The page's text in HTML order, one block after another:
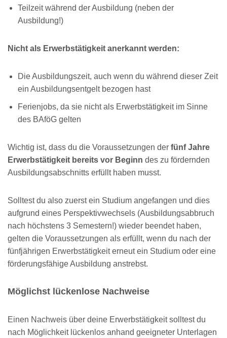
Teilzeit während der Ausbildung (neben der
Ausbildung!)
Nicht als Erwerbstätigkeit anerkannt werden:
Die Ausbildungszeit, auch wenn du während dieser Zeit
ein Ausbildungsentgelt bezogen hast
Ferienjobs, da sie nicht als Erwerbstätigkeit im Sinne
des BAföG gelten
Wichtig ist, dass du die Voraussetzungen der fünf Jahre
Erwerbstätigkeit bereits vor Beginn des zu fördernden
Ausbildungsabschnitts erfüllt haben musst.
Solltest du also zuerst ein Studium angefangen und dies
aufgrund eines Perspektivwechsels (Ausbildungsabbruch
nach höchstens 3 Semestern!) wieder beendet haben,
gelten die Voraussetzungen als erfüllt, wenn du nach der
fünfjährigen Erwerbstätigkeit erneut ein Studium oder eine
förderungsfähige Ausbildung anstrebst.
Möglichst lückenlose Nachweise
Einen Nachweis über deine Erwerbstätigkeit solltest du
nach Möglichkeit lückenlos anhand geeigneter Unterlagen